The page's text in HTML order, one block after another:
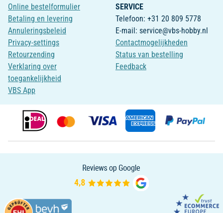
Online bestelformulier
Betaling en levering
Annuleringsbeleid
Privacy-settings
Retourzending
Verklaring over
toegankelijkheid
VBS App
SERVICE
Telefoon: +31 20 809 5778
E-mail: service@vbs-hobby.nl
Contactmogelijkheden
Status van bestelling
Feedback